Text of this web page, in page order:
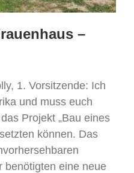
–
1. Vorsitzende: Ich
und muss euch
Projekt „Bau eines
können. Das
benötigten eine neue